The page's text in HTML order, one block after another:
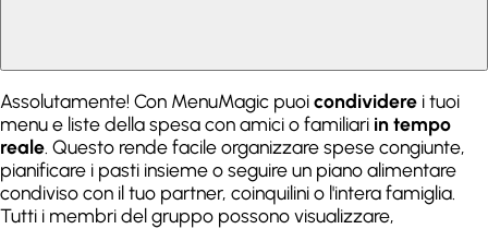
Assolutamente! Con MenuMagic puoicondividere i tuoi
menu e liste della spesa con amici o familiari in tempo
reale . Questo rende facile organizzare spese congiunte,
pianificare i pasti insieme o seguire un piano alimentare
condiviso con il tuo partner, coinquilini o l'intera famiglia.
Tutti i membri del gruppo possono visualizzare,